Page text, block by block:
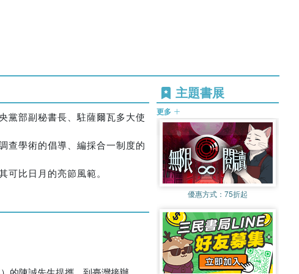
黨部副秘書長、駐薩爾瓦多大使
查學術的倡導、編採合一制度的
比日月的亮節風範。
主題書展
更多
優惠方式： 75折起